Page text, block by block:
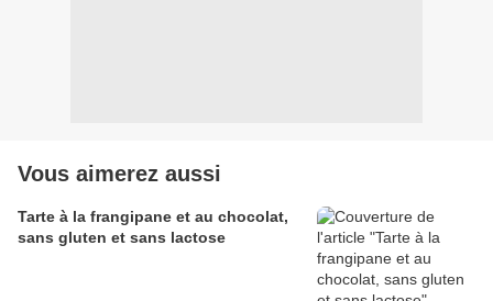
Vous aimerez aussi
Tarte à la frangipane et au chocolat,
sans gluten et sans lactose